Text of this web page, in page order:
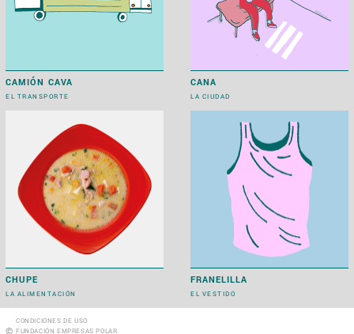
CAMIÓN CAVA
EL TRANSPORTE
CANA
LA CIUDAD
CHUPE
LA ALIMENTACIÓN
FRANELILLA
EL VESTIDO
©
CONDICIONES DE USO
FUNDACIÓN EMPRESAS POLAR